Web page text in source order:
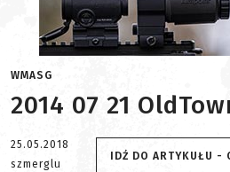
WMASG
2014 07 21
25.05.2018
szmerglu
IDŹ DO ARTYKUŁU -